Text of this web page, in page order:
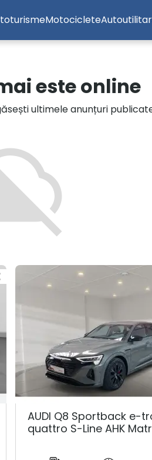
Motociclete
este online
ultimele anunțuri
AUDI Q8 Sportback e-
quattro S-Line AHK